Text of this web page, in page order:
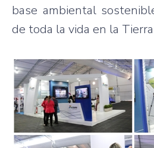
base ambiental
de toda la vida en la